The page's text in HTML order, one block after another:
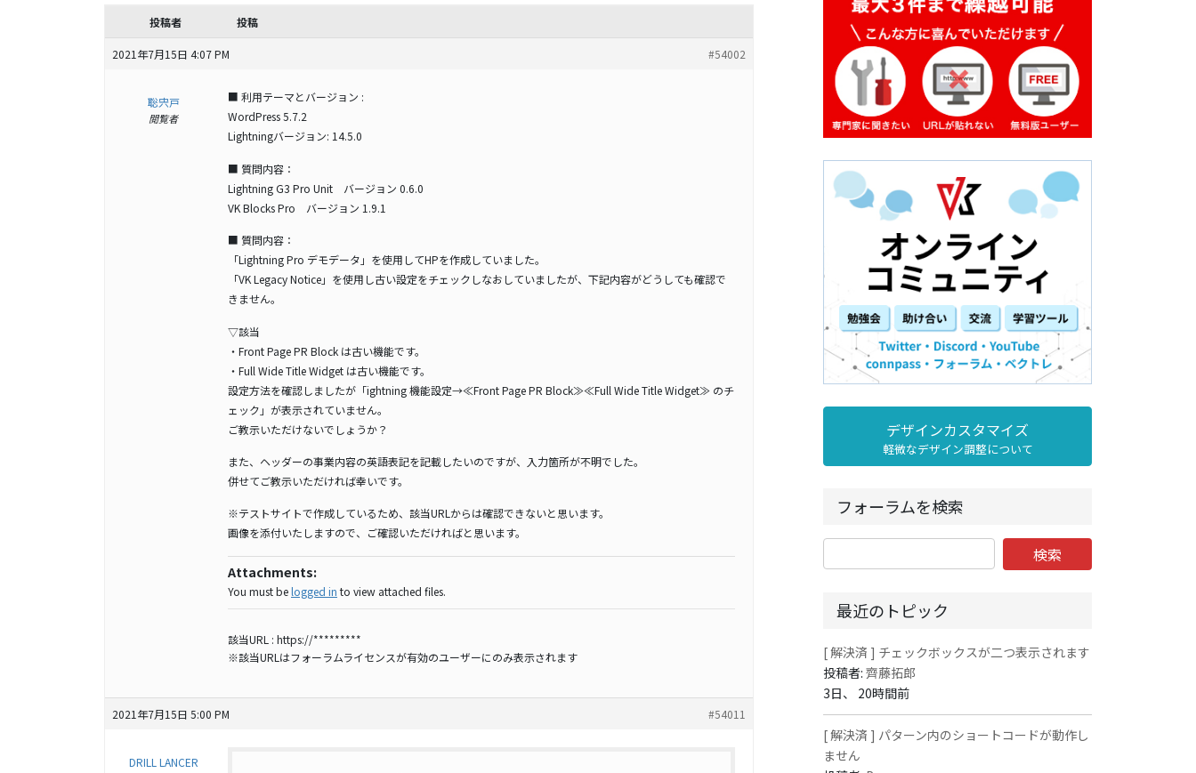
投稿者 投稿
2021年7月15日 4:07 PM #54002
聡宍戸
閲覧者
■ 利用テーマとバージョン :
WordPress 5.7.2
Lightningバージョン: 14.5.0
■ 質問内容：
Lightning G3 Pro Unit バージョン 0.6.0
VK Blocks Pro バージョン 1.9.1
■ 質問内容：
「Lightning Pro デモデータ」を使用してHPを作成していました。
「VK Legacy Notice」を使用し古い設定をチェックしなおしていましたが、下記内容がどうしても確認で
きません。
▽該当
・Front Page PR Block は古い機能です。
・Full Wide Title Widget は古い機能です。
設定方法を確認しましたが「ightning 機能設定→≪Front Page PR Block≫≪Full Wide Title Widget≫ のチ
ェック」が表示されていません。
ご教示いただけないでしょうか？
また、ヘッダーの事業内容の英語表記を記載したいのですが、入力箇所が不明でした。
併せてご教示いただければ幸いです。
※テストサイトで作成しているため、該当URLからは確認できないと思います。
画像を添付いたしますので、ご確認いただければと思います。
Attachments:
You must belogged in to view attached files.
該当URL : https://*********
※該当URLはフォーラムライセンスが有効のユーザーにのみ表示されます
2021年7月15日 5:00 PM #54011
DRILL LANCER
デザインカスタマイズ
軽微なデザイン調整について
フォーラムを検索
最近のトピック
[ 解決済 ] チェックボックスが二つ表示されます
投稿者:齊藤拓郎
3日、 20時間前
[ 解決済 ] パターン内のショートコードが動作し
ません